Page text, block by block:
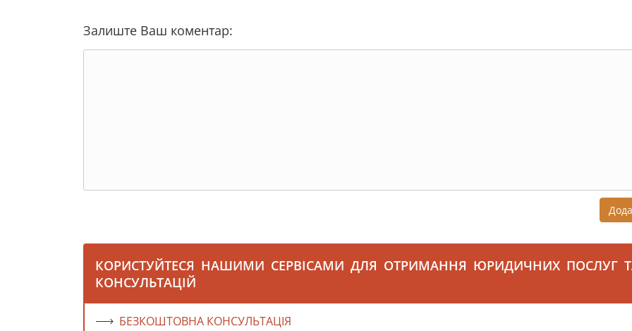
Залиште Ваш коментар:
КОРИСТУЙТЕСЯ НАШИМИ СЕРВІСАМИ ДЛЯ ОТРИМАННЯ ЮРИДИЧНИХ ПОСЛУГ
КОНСУЛЬТАЦІЙ
БЕЗКОШТОВНА КОНСУЛЬТАЦІЯ